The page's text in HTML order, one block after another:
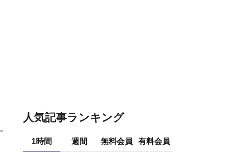
人気記事ランキング
1時間 週間 無料会員 有料会員